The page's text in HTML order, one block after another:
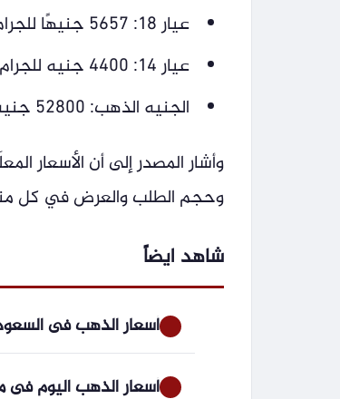
عيار 18: 5657 جنيهًا للجرام.
عيار 14: 4400 جنيه للجرام.
الجنيه الذهب: 52800 جنيه.
وأشار المصدر إلى أن الأسعار
وحجم الطلب والعرض في كل
شاهد ايضاً
أسعار الذهب فى
أسعار الذهب اليوم فى مصر الخميس 6 أغسطس